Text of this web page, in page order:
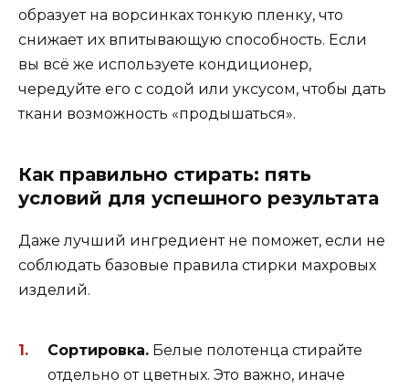
образует на ворсинках тонкую пленку, что
снижает их впитывающую способность. Если
вы всё же используете кондиционер,
чередуйте его с содой или уксусом, чтобы дать
ткани возможность «продышаться».
Как правильно стирать: пять
условий для успешного результата
Даже лучший ингредиент не поможет, если не
соблюдать базовые правила стирки махровых
изделий.
Сортировка. Белые полотенца стирайте
отдельно от цветных. Это важно, иначе